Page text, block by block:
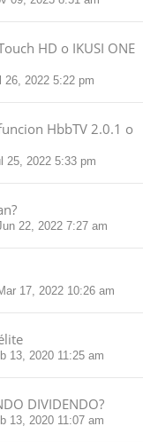
HD o IKUSI ONE
26, 2022 5:22 pm
HbbTV 2.0.1 o
25, 2022 5:33 pm
22, 2022 7:27 am
17, 2022 10:26 am
13, 2020 11:25 am
DIVIDENDO?
13, 2020 11:07 am